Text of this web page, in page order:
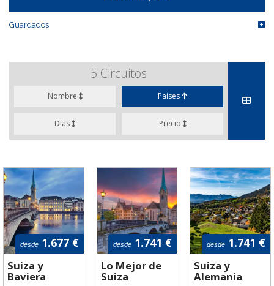
Guardados
5 Circuitos
Nombre Paises
Dias Precio
desde1.677 €
Suiza y
Baviera
desde 1.741 €
Lo Mejor de
Suiza
desde1.741 €
Suiza y
Alemania